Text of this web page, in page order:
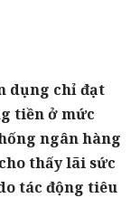
dụng chỉ đạt
tiền ở mức
ngân hàng
thấy lãi sức
tác động tiêu